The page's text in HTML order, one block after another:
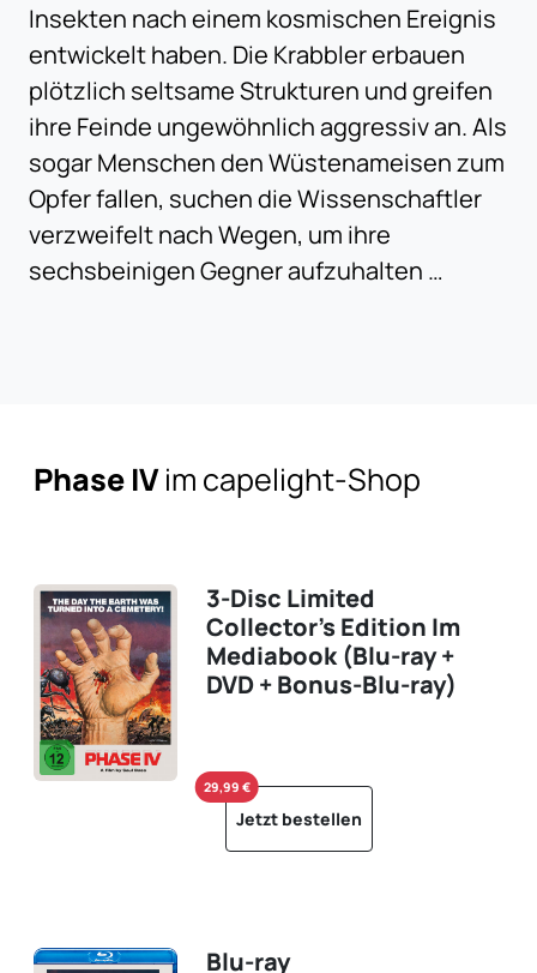
Insekten nach einem kosmischen Ereignis
entwickelt haben. Die Krabbler erbauen
plötzlich seltsame Strukturen und greifen
ihre Feinde ungewöhnlich aggressiv an. Als
sogar Menschen den Wüstenameisen zum
Opfer fallen, suchen die Wissenschaftler
verzweifelt nach Wegen, um ihre
sechsbeinigen Gegner aufzuhalten …
Phase IVim capelight-Shop
3-Disc Limited
Collector's Edition Im
Mediabook (Blu-ray +
DVD + Bonus-Blu-ray)
Jetzt bestellen
29,99 €
Blu-ray